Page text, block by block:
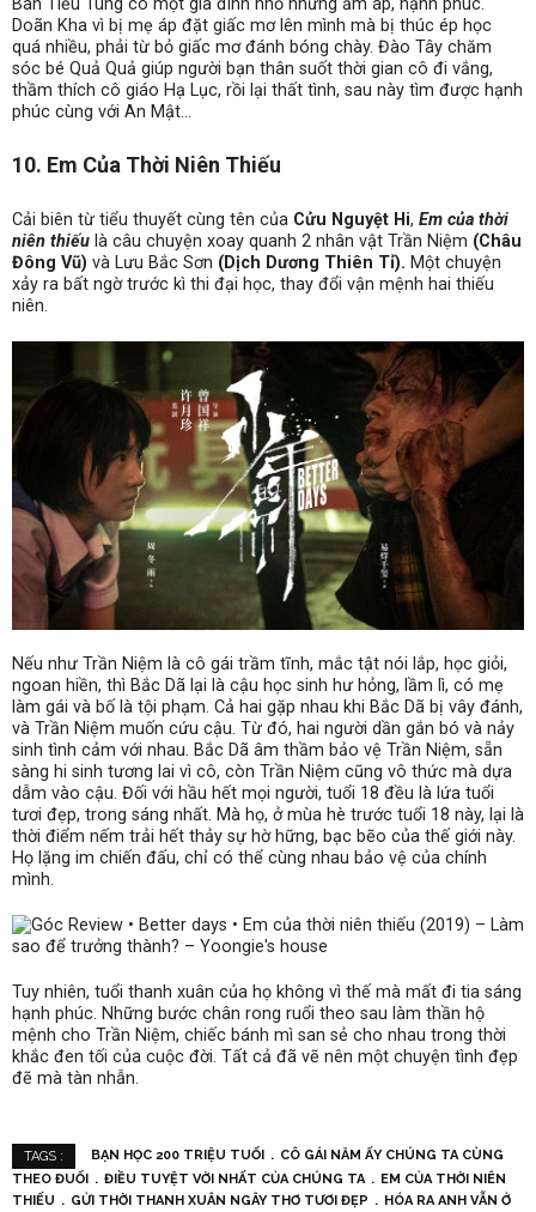
Doãn Kha vì bị mẹ áp đặt giấc mơ lên mình mà bị thúc ép học
quá nhiều, phải từ bỏ giấc mơ đánh bóng chày. Đào Tây chăm
sóc bé Quả Quả giúp người bạn thân suốt thời gian cô đi vắng,
thầm thích cô giáo Hạ Lục, rồi lại thất tình, sau này tìm được hạnh
phúc cùng với An Mật…
10. Em Của Thời Niên Thiếu
Cải biên từ tiểu thuyết cùng tên của Cửu Nguyệt Hi, Em của thời
niên thiếu là câu chuyện xoay quanh 2 nhân vật Trần Niệm (Châu
Đông Vũ) và Lưu Bắc Sơn (Dịch Dương Thiên Tỉ). Một chuyện
xảy ra bất ngờ trước kì thi đại học, thay đổi vận mệnh hai thiếu
niên.
Nếu như Trần Niệm là cô gái trầm tĩnh, mắc tật nói lắp, học giỏi,
ngoan hiền, thì Bắc Dã lại là cậu học sinh hư hỏng, lầm lì, có mẹ
làm gái và bố là tội phạm. Cả hai gặp nhau khi Bắc Dã bị vây đánh,
và Trần Niệm muốn cứu cậu. Từ đó, hai người dần gắn bó và nảy
sinh tình cảm với nhau. Bắc Dã âm thầm bảo vệ Trần Niệm, sẵn
sàng hi sinh tương lai vì cô, còn Trần Niệm cũng vô thức mà dựa
dẫm vào cậu. Đối với hầu hết mọi người, tuổi 18 đều là lứa tuổi
tươi đẹp, trong sáng nhất. Mà họ, ở mùa hè trước tuổi 18 này, lại là
thời điểm nếm trải hết thảy sự hờ hững, bạc bẽo của thế giới này.
Họ lặng im chiến đấu, chỉ có thể cùng nhau bảo vệ của chính
mình.
Tuy nhiên, tuổi thanh xuân của họ không vì thế mà mất đi tia sáng
hạnh phúc. Những bước chân rong ruổi theo sau làm thần hộ
mệnh cho Trần Niệm, chiếc bánh mì san sẻ cho nhau trong thời
khắc đen tối của cuộc đời. Tất cả đã vẽ nên một chuyện tình đẹp
đẽ mà tàn nhẫn.
TAGS : BẠN HỌC 200 TRIỆU TUỔI
CÔ GÁI NĂM ẤY CHÚNG TA CÙNG
THEO ĐUỔI
ĐIỀU TUYỆT VỜI NHẤT CỦA CHÚNG TA
EM CỦA THỜI NIÊN
THIẾU
GỬI THỜI THANH XUÂN NGÂY THƠ TƯƠI ĐẸP
HÓA RA ANH VẪN Ở